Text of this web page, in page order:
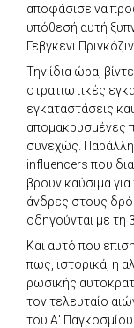
αποφάσισε να
υπόθεσή αυτή
Γεβγκένι Πριγκόζιν.
Την ίδια ώρα,
στρατιωτικές
εγκαταστάσεις
απομακρυσμένες
συνεχώς.
influencers που
βρουν καύσιμα
άνδρες στους
οδηγούνται με τη
Και αυτό που
πως, ιστορικά, η
ρωσικής
τον τελευταίο
του Α’